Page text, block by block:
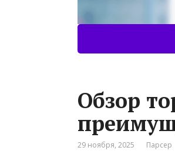
Обзор
29 ноября, 2025 Парсер